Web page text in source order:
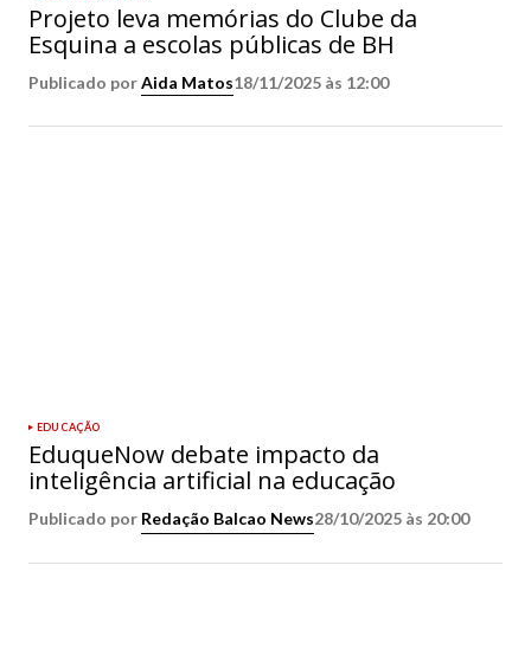
Projeto leva memórias do Clube da
Esquina a escolas públicas de BH
Publicado porAida Matos18/11/2025 às 12:00
EDUCAÇÃO
EduqueNow debate impacto da
inteligência artificial na educação
Publicado por Redação Balcao News28/10/2025 às 20:00